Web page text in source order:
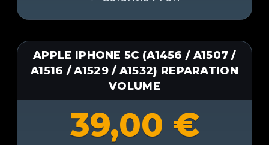
APPLE IPHONE 5C (A1456 / A1507 /
A1516 / A1529 / A1532) REPARATION
VOLUME
39,00 €